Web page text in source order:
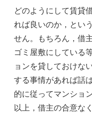
どのようにして賃貸
れば良いのか，とい
せん。もちろん，借
ゴミ屋敷にしている
ョンを貸しておけな
する事情があれば話
的に従ってマンショ
以上，借主の合意な